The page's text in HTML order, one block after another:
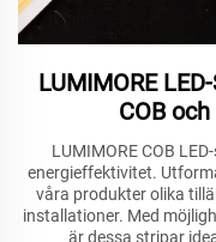
LUMIMORE
COB
LUMIMORE COB
energieffektivitet.
våra produkter olika
installationer. Med
är dessa stripar